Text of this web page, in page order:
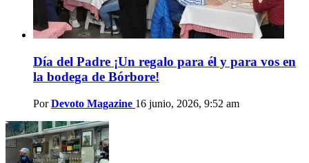
Día del Padre ¡Un regalo para él y para vos en
la bodega de Bórbore!
Por Devoto Magazine 16 junio, 2026, 9:52 am